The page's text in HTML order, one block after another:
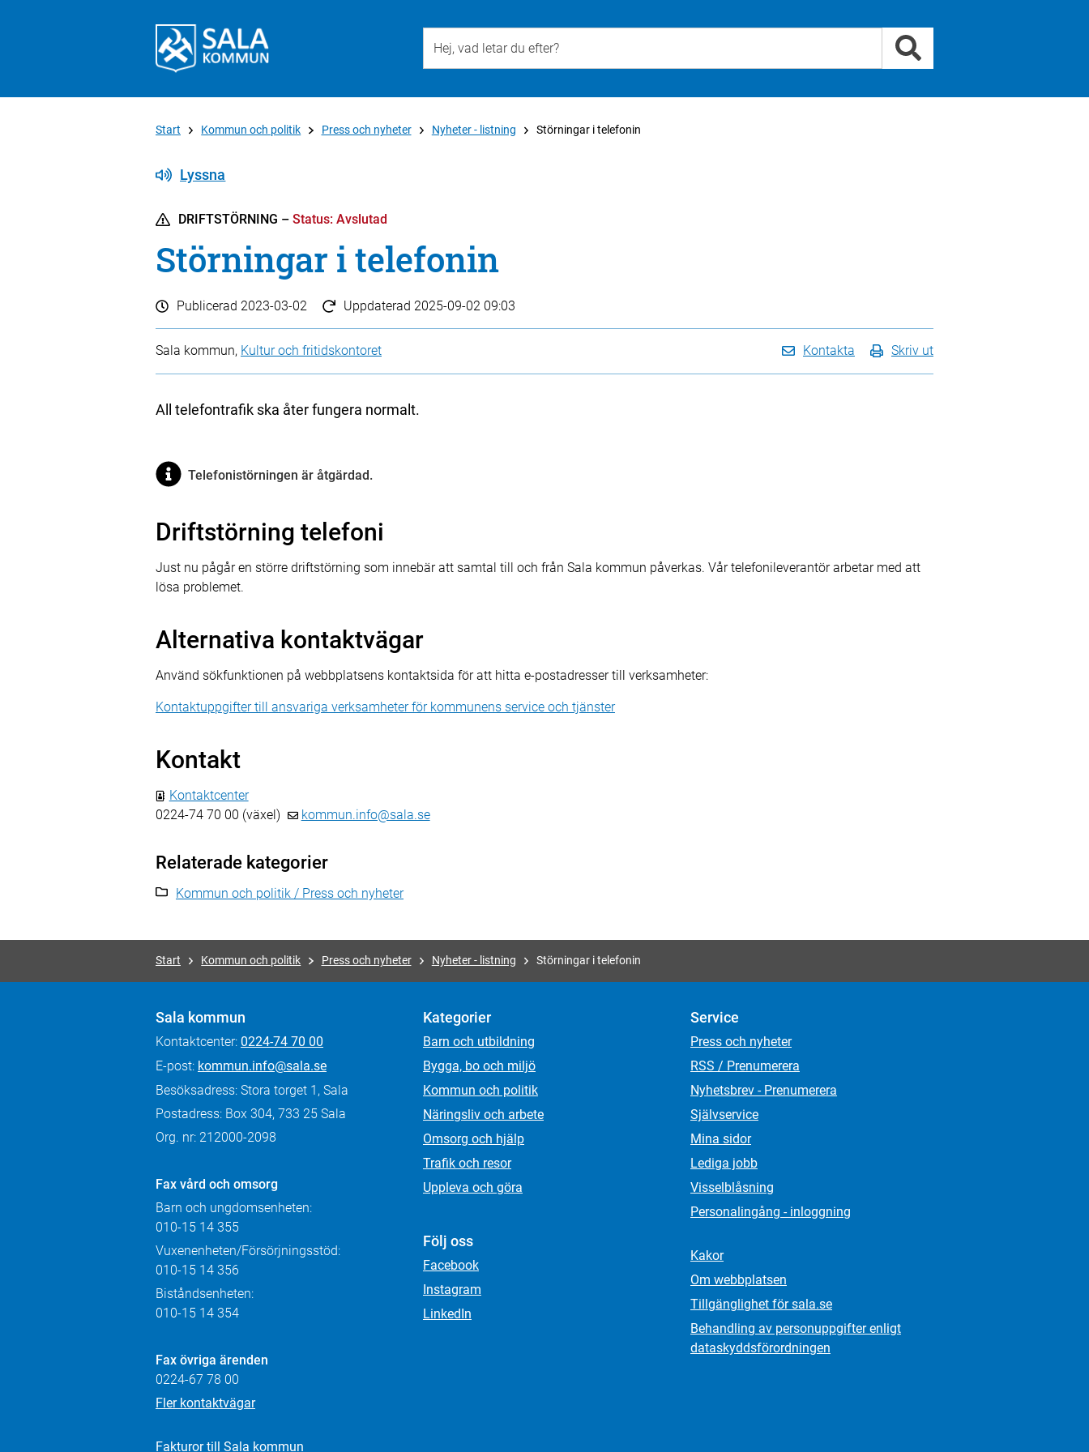
Start Kommun och politik Press och nyheter Nyheter - listning Störningar i telefonin
Lyssna
DRIFTSTÖRNING – Status: Avslutad
Störningar i telefonin
Publicerad 2023-03-02 Uppdaterad 2025-09-02 09:03
Sala kommun, Kultur och fritidskontoret Kontakta Skriv ut
All telefontrafik ska åter fungera normalt.
Telefonistörningen är åtgärdad.
Driftstörning telefoni
Just nu pågår en större driftstörning som innebär att samtal till och från Sala kommun påverkas. Vår telefonileverantör arbetar med att
lösa problemet.
Alternativa kontaktvägar
Använd sökfunktionen på webbplatsens kontaktsida för att hitta e-postadresser till verksamheter:
Kontaktuppgifter till ansvariga verksamheter för kommunens service och tjänster
Kontakt
Kontaktcenter
0224-74 70 00 (växel)
kommun.info@sala.se
Relaterade kategorier
Kommun och politik / Press och nyheter
Start Kommun och politik Press och nyheter Nyheter - listning Störningar i telefonin
Sala kommun
Kontaktcenter: 0224-74 70 00
E-post: kommun.info@sala.se
Besöksadress: Stora torget 1, Sala
Postadress: Box 304, 733 25 Sala
Org. nr: 212000-2098
Fax vård och omsorg
Barn och ungdomsenheten:
010-15 14 355
Vuxenenheten/Försörjningsstöd:
010-15 14 356
Biståndsenheten:
010-15 14 354
Fax övriga ärenden
0224-67 78 00
Fler kontaktvägar
Fakturor till Sala kommun
Kategorier
Barn och utbildning
Bygga, bo och miljö
Kommun och politik
Näringsliv och arbete
Omsorg och hjälp
Trafik och resor
Uppleva och göra
Följ oss
Facebook
Instagram
LinkedIn
Service
Press och nyheter
RSS / Prenumerera
Nyhetsbrev - Prenumerera
Självservice
Mina sidor
Lediga jobb
Visselblåsning
Personalingång - inloggning
Kakor
Om webbplatsen
Tillgänglighet för sala.se
Behandling av personuppgifter enligt
dataskydds­förordningen